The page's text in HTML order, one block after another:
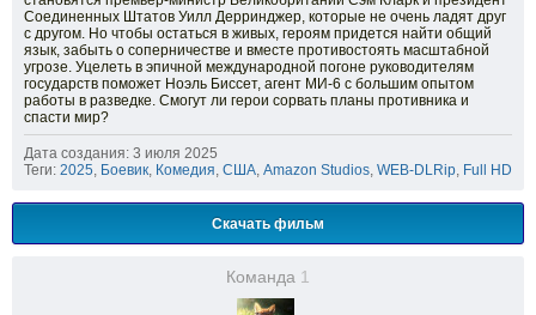
Соединенных Штатов Уилл Дерринджер, которые не очень ладят друг
с другом. Но чтобы остаться в живых, героям придется найти общий
язык, забыть о соперничестве и вместе противостоять масштабной
угрозе. Уцелеть в эпичной международной погоне руководителям
государств поможет Ноэль Биссет, агент МИ-6 с большим опытом
работы в разведке. Смогут ли герои сорвать планы противника и
спасти мир?
Дата создания: 3 июля 2025
Теги: 2025, Боевик, Комедия, США, Amazon Studios, WEB-DLRip, Full HD
Скачать фильм
Команда 1